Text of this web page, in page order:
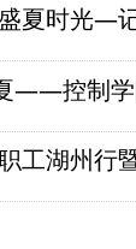
——控制
工湖州行